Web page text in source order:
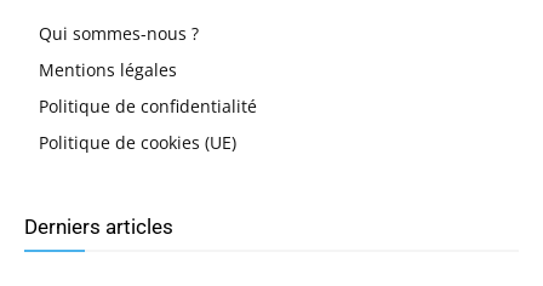
Qui sommes-nous ?
Mentions légales
Politique de confidentialité
Politique de cookies (UE)
Derniers articles